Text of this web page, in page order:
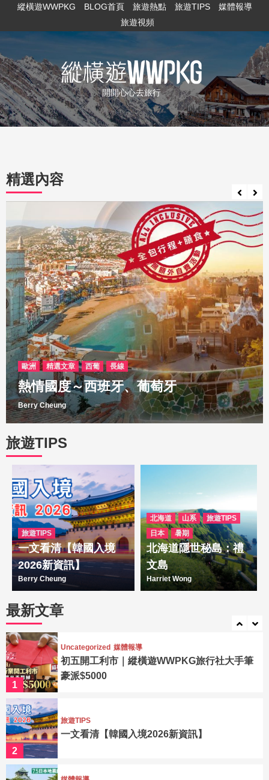
縱橫遊WWPKG BLOG首頁 旅遊熱點 旅遊TIPS
媒體報導
旅遊視頻
開開心心去旅行
精選內容
歐洲 精選文章 西葡 長線
熱情國度～西班牙、葡萄牙
Berry Cheung
旅遊TIPS
旅遊TIPS
一文看清【韓國入境
2026新資訊】
Berry Cheung
北海道 山系
旅遊TIPS
日本
暑期
北海道隱世秘島：禮
文島
Harriet Wong
最新文章
4
媒體報導
日本地震預言虛驚一場｜縱橫遊：日本機票價
平過淡季 「311都未試過」
5
媒體報導
迎2025｜20萬西歐跨年團爆滿 縱橫遊︰經
濟一般但市民願外遊花錢
6
Uncategorized
袁振寧親解公司改名
1
Uncategorized 媒體報導
初五開工利市｜縱橫遊WWPKG旅行社大手筆
豪派$5000
2
旅遊TIPS
一文看清【韓國入境2026新資訊】